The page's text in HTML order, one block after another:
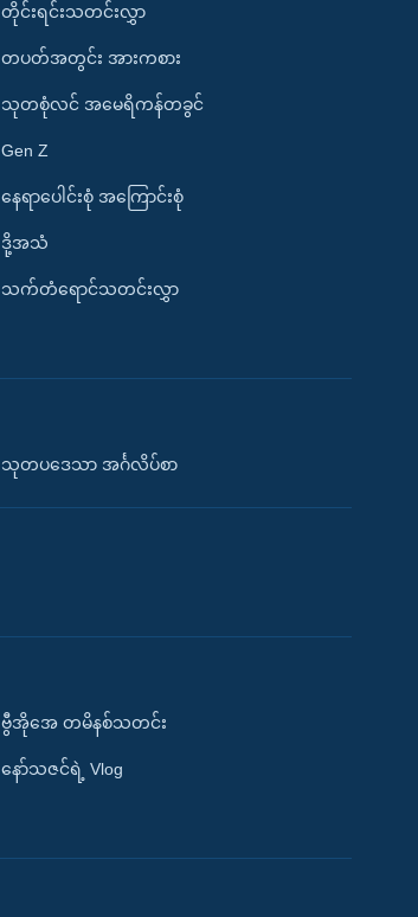
တိုင်းရင်းသတင်းလွှာ
တပတ်အတွင်း အားကစား
သုတစုံလင် အမေရိကန်တခွင်
Gen Z
နေရာပေါင်းစုံ အကြောင်းစုံ
ဒို့အသံ
သက်တံရောင်သတင်းလွှာ
သုတပဒေသာ အင်္ဂလိပ်စာ
ဗွီအိုအေ တမိနစ်သတင်း
နော်သဇင်ရဲ့ Vlog